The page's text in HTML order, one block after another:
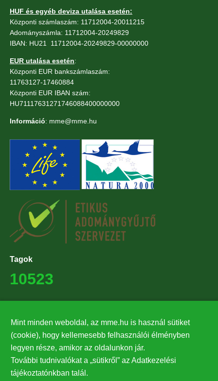
HUF és egyéb deviza utalása esetén:
Központi számlaszám: 11712004-20011215
Adományszámla: 11712004-20249829
IBAN: HU21 11712004-20249829-00000000
EUR utalása esetén:
Központi EUR bankszámlaszám:
11763127-17460884
Központi EUR IBAN szám:
HU71117631271746088400000000
Információ: mme@mme.hu
Tagok
10523
27224
Hírlevél feliratkozás
Értesüljön elsőként legfrissebb híreinkről, eseményeinkről!
Mint minden weboldal, az mme.hu is használ sütiket
(cookie), hogy kellemesebb felhasználói élményben
legyen része, amikor az oldalunkon jár.
További tudnivalókat a „sütikről” az Adatkezelési
tájékoztatónkban talál.